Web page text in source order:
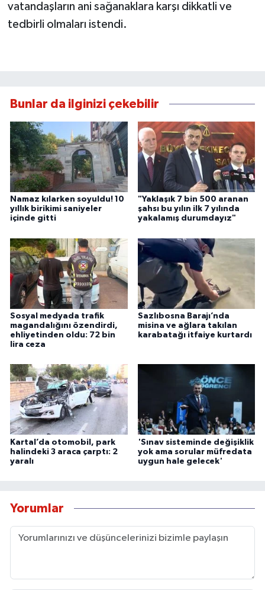
vatandaşların ani sağanaklara karşı dikkatli ve
tedbirli olmaları istendi.
Bunlar da ilginizi çekebilir
Namaz kılarken soyuldu! 10
yıllık birikimi saniyeler
içinde gitti
"Yaklaşık 7 bin 500 aranan
şahsı bu yılın ilk 7 yılında
yakalamış durumdayız"
Sosyal medyada trafik
magandalığını özendirdi,
ehliyetinden oldu: 72 bin
lira ceza
Sazlıbosna Barajı’nda
misina ve ağlara takılan
karabatağı itfaiye kurtardı
Kartal’da otomobil, park
halindeki 3 araca çarptı: 2
yaralı
'Sınav sisteminde değişiklik
yok ama sorular müfredata
uygun hale gelecek'
Yorumlar